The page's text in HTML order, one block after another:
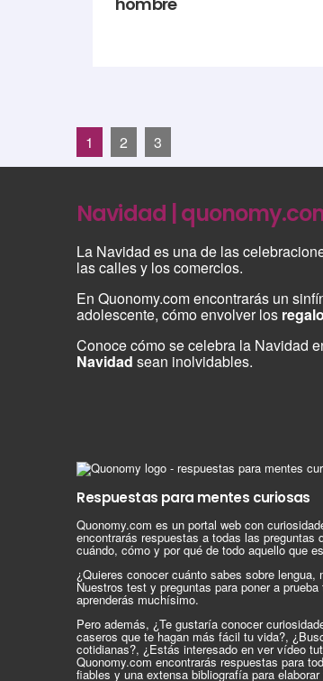
1 2 3
Navidad |
La Navidad es una de las
las calles y los comercios.
En Quonomy.com encontrarás un
adolescente, cómo envolver los
Conoce cómo se celebra la Navidad
Navidad sean inolvidables.
Respuestas para mentes curiosas
Quonomy.com es un portal web con
encontrarás respuestas a todas las preguntas
cuándo, cómo y por qué de todo aquello que
¿Quieres conocer cuánto sabes sobre
Nuestros test y preguntas para poner a
aprenderás muchísimo.
Pero además, ¿Te gustaría conocer
caseros que te hagan más fácil tu vida?,
cotidianas?, ¿Estás interesado en ver vídeo
Quonomy.com encontrarás respuestas para
fiables y una extensa bibliografía para